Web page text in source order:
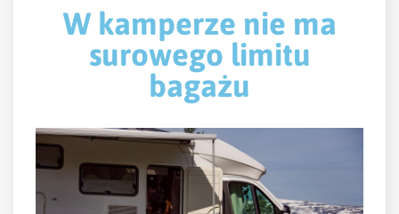
W kamperze nie ma
surowego limitu
bagażu